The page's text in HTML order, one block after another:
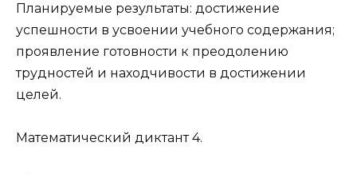
Планируемые результаты: достижение
успешности в усвоении учебного содержания;
проявление готовности к преодолению
трудностей и находчивости в достижении
целей.
Математический диктант 4.